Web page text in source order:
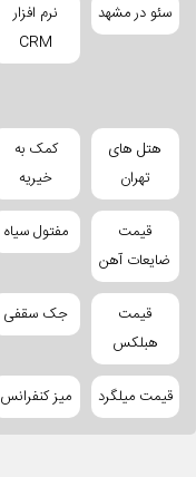
سئو در مشهد
نرم افزار
CRM
هتل های
تهران
کمک به
خیریه
قیمت
ضایعات آهن
مفتول سیاه
قیمت
هبلکس
جک سقفی
قیمت میلگرد میز کنفرانس